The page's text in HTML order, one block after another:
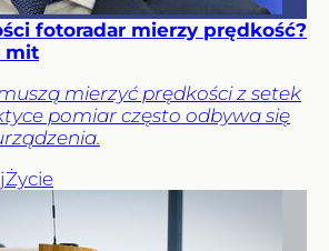
fotoradar mierzy prędkość?
mit
mierzyć prędkości z setek
pomiar często odbywa się
Życie